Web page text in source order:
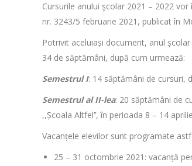
Cursurile anului şcolar 2021 – 2022
nr. 3243/5 februarie 2021, publicat în
Potrivit aceluiași document, anul
34 de săptămâni, după cum urmează:
Semestrul I: 14 săptămâni de cursuri,
Semestrul al II-lea: 20 săptămâni de
,,Școala Altfel’’, în perioada 8 – 14
Vacanțele elevilor sunt programate
25 – 31 octombrie 2021: vacanță